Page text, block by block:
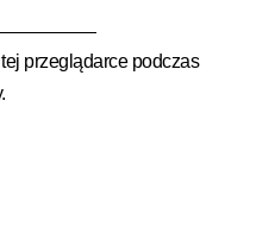
przeglądarce podczas